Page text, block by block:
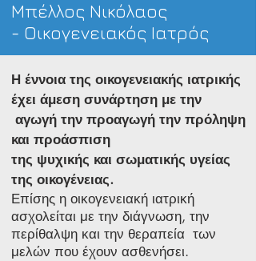
Μπέλλος Νικόλαος
- Οικογενειακός Ιατρός
Η έννοια της οικογενειακής ιατρικής
έχει άμεση συνάρτηση με την
αγωγή την προαγωγή την πρόληψη
και προάσπιση
της ψυχικής και σωματικής υγείας
της οικογένειας.
Επίσης η οικογενειακή ιατρική
ασχολείται με την διάγνωση, την
περίθαλψη και την θεραπεία των
μελών που έχουν ασθενήσει.